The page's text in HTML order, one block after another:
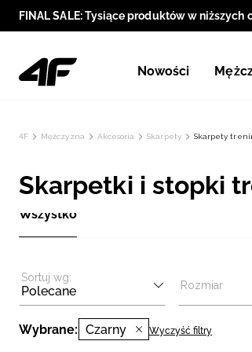
FINAL SALE: Tysiące produktów w niższych
Nowości
4F Mężczyzna Akcesoria Skarpety Skarpety
Skarpetki i stopki
Wszystko
Sortuj wg:
Polecane Rozmiar
Wybrane: Czarny Wyczyść filtry